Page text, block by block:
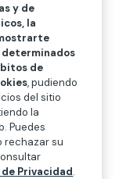
U
y de
la
de
, pudiendo
del sitio
la
Puedes
rechazar su
Privacidad.